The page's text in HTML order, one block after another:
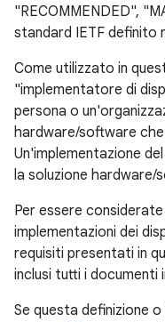
"RECOMMENDED",
standard IETF definito
Come utilizzato in
"implementatore di
persona o
hardware/software
Un'implementazione
la soluzione hardware/
Per essere
implementazioni dei
requisiti presentati in
inclusi tutti i
Se questa definizione